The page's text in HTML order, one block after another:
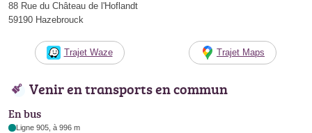
88 Rue du Château de l'Hoflandt
59190 Hazebrouck
Trajet Waze Trajet Maps
Venir en transports en commun
En bus
Ligne 905, à 996 m